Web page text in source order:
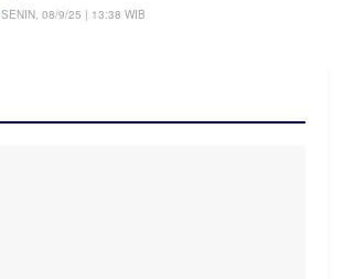
SENIN, 08/9/25 | 13:38 WIB